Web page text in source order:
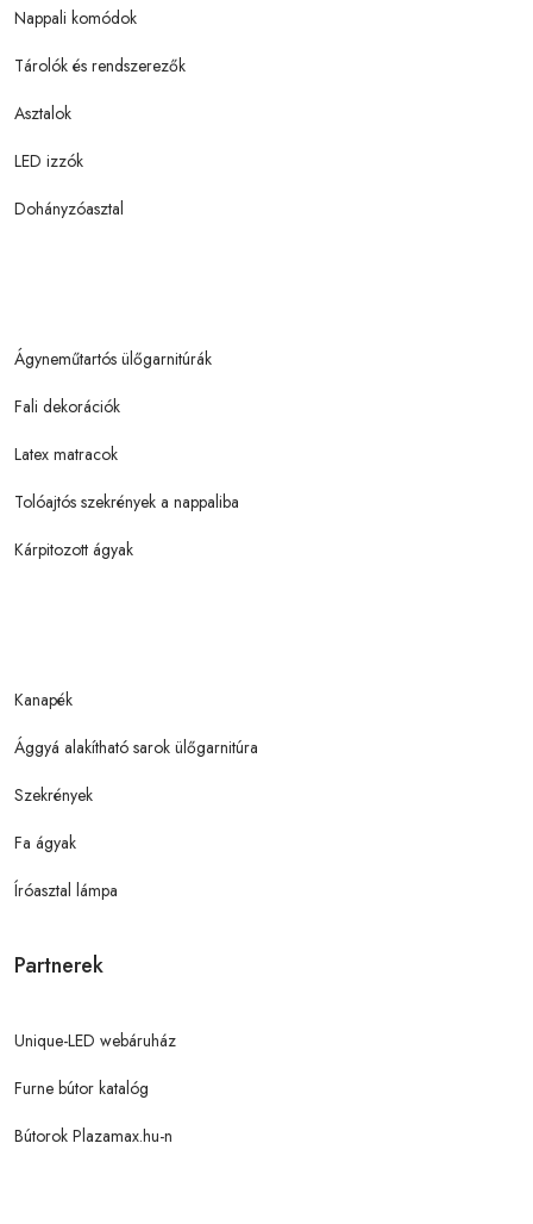
Nappali komódok
Tárolók és rendszerezők
Asztalok
LED izzók
Dohányzóasztal
Ágyneműtartós ülőgarnitúrák
Fali dekorációk
Latex matracok
Tolóajtós szekrények a nappaliba
Kárpitozott ágyak
Kanapék
Ággyá alakítható sarok ülőgarnitúra
Szekrények
Fa ágyak
Íróasztal lámpa
Partnerek
Unique-LED webáruház
Furne bútor katalóg
Bútorok Plazamax.hu-n